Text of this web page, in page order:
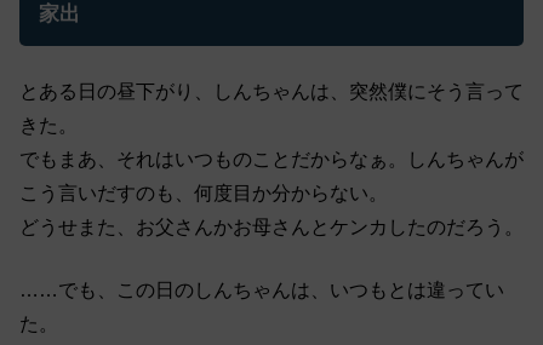
家出
とある日の昼下がり、しんちゃんは、突然僕にそう言って
きた。
でもまあ、それはいつものことだからなぁ。しんちゃんが
こう言いだすのも、何度目か分からない。
どうせまた、お父さんかお母さんとケンカしたのだろう。
……でも、この日のしんちゃんは、いつもとは違ってい
た。